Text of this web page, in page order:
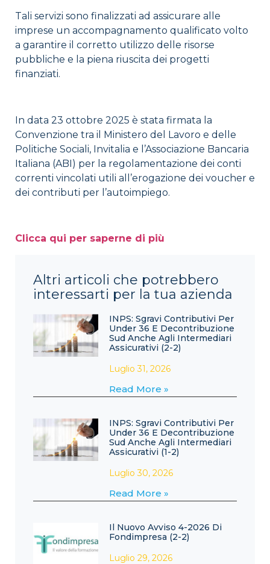
Tali servizi sono finalizzati ad assicurare alle
imprese un accompagnamento qualificato volto
a garantire il corretto utilizzo delle risorse
pubbliche e la piena riuscita dei progetti
finanziati.
In data 23 ottobre 2025 è stata firmata la
Convenzione tra il Ministero del Lavoro e delle
Politiche Sociali, Invitalia e l’Associazione Bancaria
Italiana (ABI) per la regolamentazione dei conti
correnti vincolati utili all’erogazione dei voucher e
dei contributi per l’autoimpiego.
Clicca qui per saperne di più
Altri articoli che potrebbero
interessarti per la tua azienda
INPS: Sgravi Contributivi Per
Under 36 E Decontribuzione
Sud Anche Agli Intermediari
Assicurativi (2-2)
Luglio 31, 2026
Read More »
INPS: Sgravi Contributivi Per
Under 36 E Decontribuzione
Sud Anche Agli Intermediari
Assicurativi (1-2)
Luglio 30, 2026
Read More »
Il Nuovo Avviso 4-2026 Di
Fondimpresa (2-2)
Luglio 29, 2026